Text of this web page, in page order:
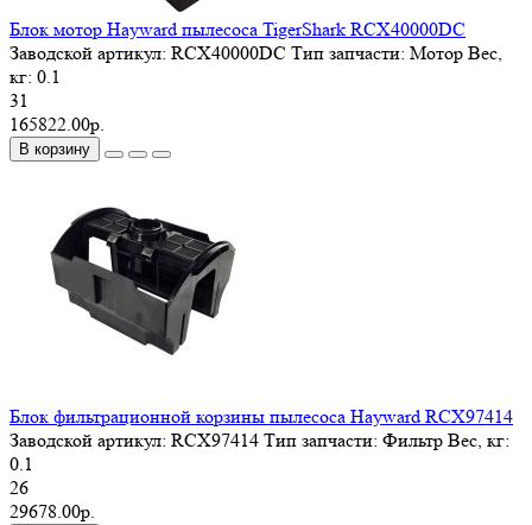
Блок мотор Hayward пылесоса TigerShark RCX40000DC
Заводской артикул: RCX40000DC Тип запчасти: Мотор Вес,
кг: 0.1
31
165822.00р.
В корзину
Блок фильтрационной корзины пылесоса Hayward RCX97414
Заводской артикул: RCX97414 Тип запчасти: Фильтр Вес, кг:
0.1
26
29678.00р.